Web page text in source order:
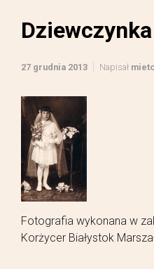
Dziewczynka
27 grudnia 2013 Napisał
Fotografia wykonana w
Korżycer Białystok